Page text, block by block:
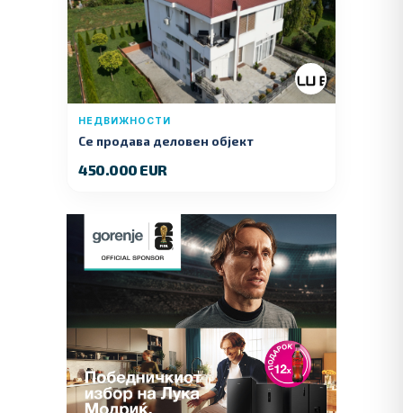
НЕДВИЖНОСТИ
Се продава деловен објект
450.000 EUR